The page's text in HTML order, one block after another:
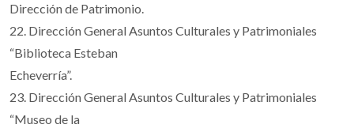
Dirección de Patrimonio.
22. Dirección General Asuntos Culturales y Patrimoniales
“Biblioteca Esteban
Echeverría”.
23. Dirección General Asuntos Culturales y Patrimoniales
“Museo de la